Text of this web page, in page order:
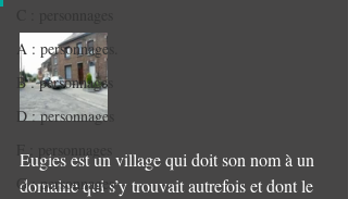
A : personnages.
B : personnages
D : personnages
F : personnages
G : personnages
Eugies est un village qui doit son nom à un
domaine qui s’y trouvait autrefois et dont le